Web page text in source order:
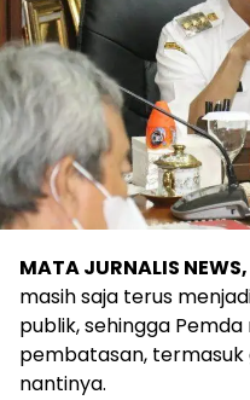
MATA JURNALIS
masih saja terus
publik, sehingga
pembatasan, termasuk
nantinya.